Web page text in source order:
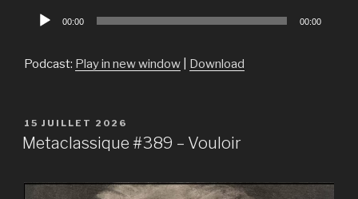
Lecteur
00:00 00:00
Podcast: Play in new window Download
PUBLIÉ
LE
15 JUILLET 2026
Metaclassique #389 – Vouloir